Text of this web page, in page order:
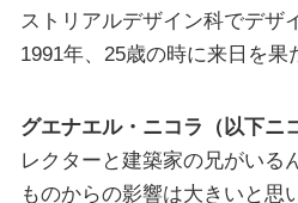
ストリアルデザイン科でデザ
1991年、25歳の時に来日を果
グエナエル・ニコラ（以下ニ
レクターと建築家の兄がいる
ものからの影響は大きいと思